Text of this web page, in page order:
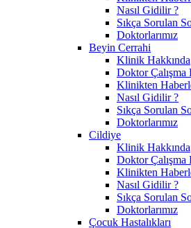
Nasıl Gidilir ?
Sıkça Sorulan
Doktorlarımız
Beyin Cerrahi
Klinik Hakkında
Doktor Çalışma
Klinikten
Nasıl Gidilir ?
Sıkça Sorulan
Doktorlarımız
Cildiye
Klinik Hakkında
Doktor Çalışma
Klinikten
Nasıl Gidilir ?
Sıkça Sorulan
Doktorlarımız
Çocuk Hastalıkları